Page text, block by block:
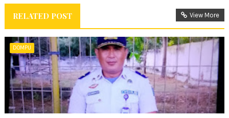
RELATED POST View More
DOMPU